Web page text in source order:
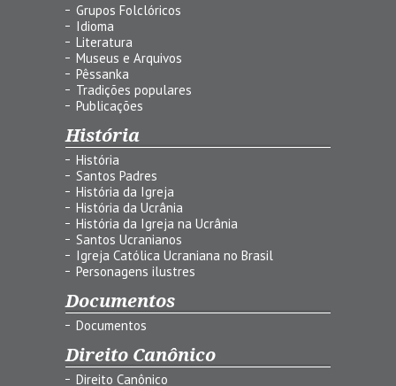
Grupos Folclóricos
Idioma
Literatura
Museus e Arquivos
Pêssanka
Tradições populares
Publicações
História
História
Santos Padres
História da Igreja
História da Ucrânia
História da Igreja na Ucrânia
Santos Ucranianos
Igreja Católica Ucraniana no Brasil
Personagens ilustres
Documentos
Documentos
Direito Canônico
Direito Canônico